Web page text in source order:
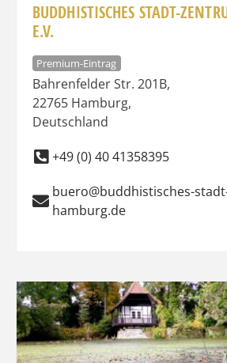
BUDDHISTISCHES STADT-
E.V.
Premium-Eintrag
Bahrenfelder Str. 201B,
22765 Hamburg,
Deutschland
+49 (0) 40 41358395
buero@buddhistisches-
hamburg.de